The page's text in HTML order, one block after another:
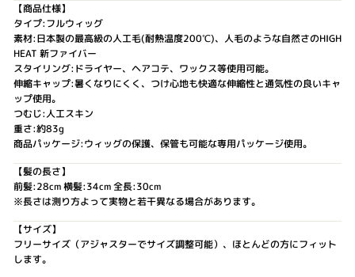
【商品仕様】
タイプ:フルウィッグ
素材:日本製の最高級の人工毛(耐熱温度200℃)、人毛のような自然さのHIGH
HEAT 新ファイバー
スタイリング:ドライヤー、ヘアコテ、ワックス等使用可能。
伸縮キャップ:暑くなりにくく、つけ心地も快適な伸縮性と通気性の良いキャ
ップ使用。
つむじ:人工スキン
重さ:約83g
商品パッケージ:ウィッグの保護、保管も可能な専用パッケージ使用。
【髪の長さ】
前髪:28cm 横髪:34cm 全長:30cm
※長さは測り方よって実物と若干異なる場合があります。
【サイズ】
フリーサイズ（アジャスターでサイズ調整可能）、ほとんどの方にフィット
します。